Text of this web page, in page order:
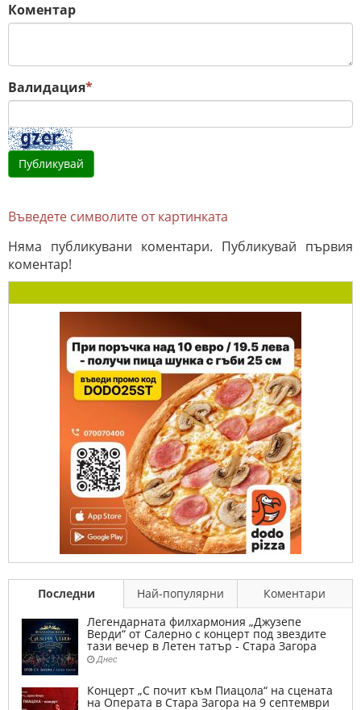
Коментар
Валидация*
Въведете символите от картинката
Няма публикувани коментари. Публикувай първия
коментар!
Последни Най-популярни
Коментари
Легендарната филхармония „Джузепе
Верди“ от Салерно с концерт под звездите
тази вечер в Летен татър - Стара Загора
Днес
Концерт „С почит към Пиацола“ на сцената
на Операта в Стара Загора на 9 септември